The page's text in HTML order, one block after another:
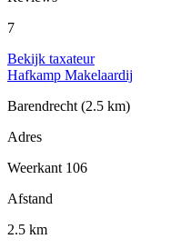
7
Bekijk taxateur
Hafkamp Makelaardij
Barendrecht (2.5 km)
Adres
Weerkant 106
Afstand
2.5 km